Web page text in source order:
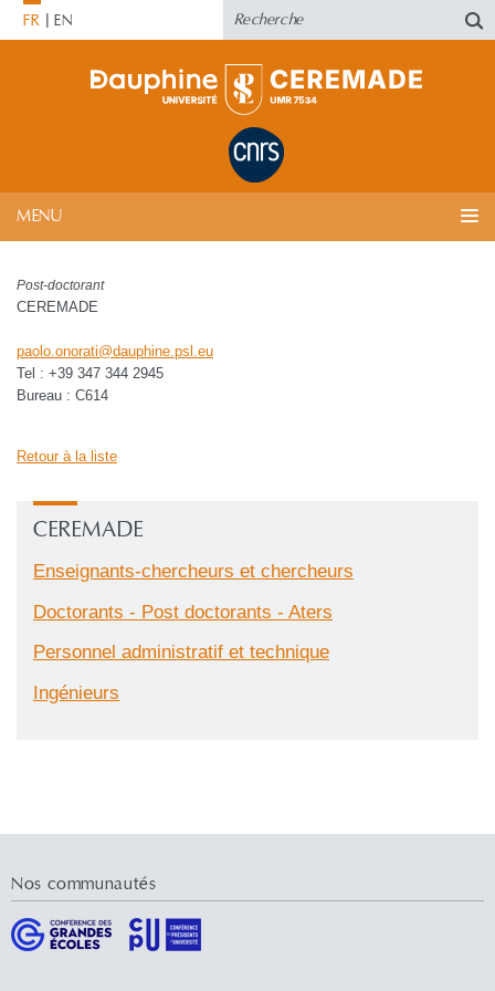
FR EN
MENU
Post-doctorant
CEREMADE
paolo.onorati@dauphine.psl .eu
Tel : +39 347 344 2945
Bureau : C614
Retour à la liste
CEREMADE
Enseignants-chercheurs et chercheurs
Doctorants - Post doctorants - Aters
Personnel administratif et technique
Ingénieurs
Nos communautés